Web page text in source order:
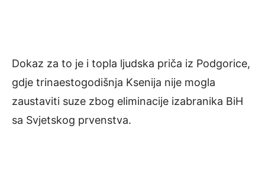
Dokaz za to je i topla ljudska priča iz Podgorice,
gdje trinaestogodišnja Ksenija nije mogla
zaustaviti suze zbog eliminacije izabranika BiH
sa Svjetskog prvenstva.